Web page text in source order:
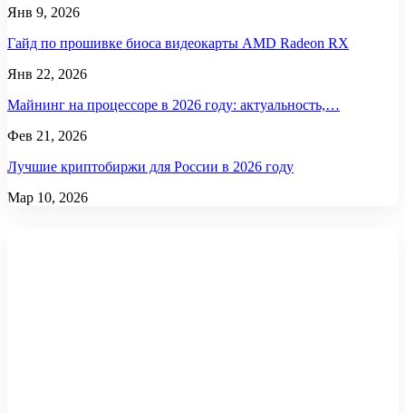
Янв 9, 2026
Гайд по прошивке биоса видеокарты AMD Radeon RX
Янв 22, 2026
Майнинг на процессоре в 2026 году: актуальность,…
Фев 21, 2026
Лучшие криптобиржи для России в 2026 году
Мар 10, 2026